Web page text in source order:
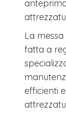
La
fatta a
efficienti